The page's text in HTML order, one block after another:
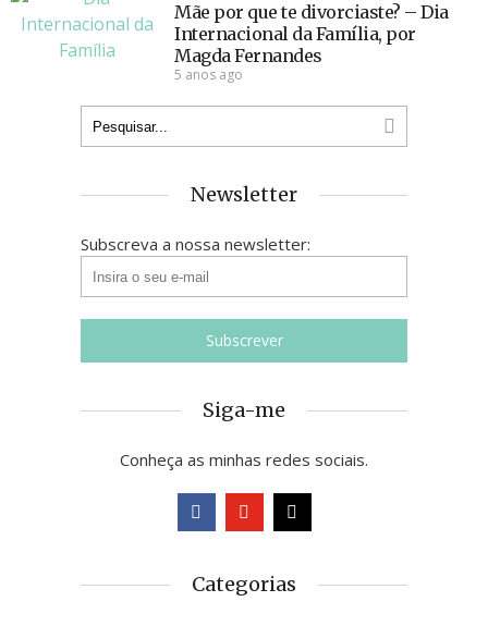
Mãe por que te divorciaste? – Dia
Internacional da Família, por
Magda Fernandes
5 anos ago
Newsletter
Subscreva a nossa newsletter:
Siga-me
Conheça as minhas redes sociais.
Categorias